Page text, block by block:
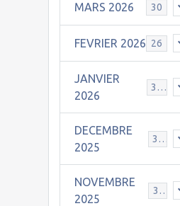
MARS 2026 30
FEVRIER 2026 26
JANVIER
2026
31
DECEMBRE
2025
30
NOVEMBRE
2025
30